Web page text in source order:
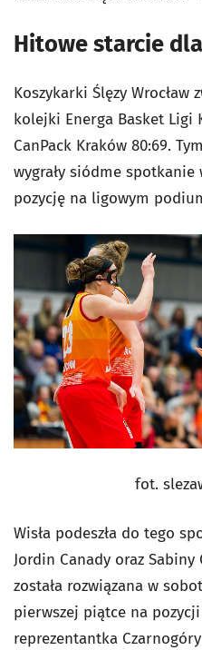
Hitowe starcie
Koszykarki Ślęzy Wrocław
kolejki Energa Basket Ligi
CanPack Kraków 80:69.
wygrały siódme
pozycję na ligowym
fot.
Wisła podeszła do tego
Jordin Canady oraz
została rozwiązana w
pierwszej piątce na
reprezentantka